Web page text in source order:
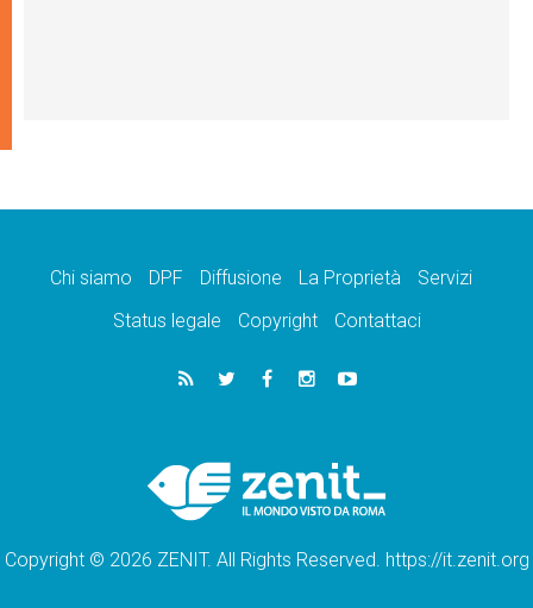
Chi siamo DPF Diffusione La Proprietà
Servizi
Status legale
Copyright Contattaci
Copyright © 2026 ZENIT. All Rights Reserved. https://it.zenit.org